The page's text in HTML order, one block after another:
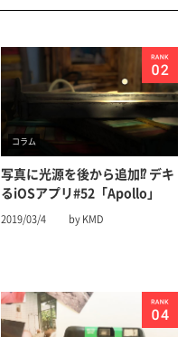
コラム
写真に光源を後から追加⁉︎ デキ
るiOSアプリ#52「Apollo」
2019/03/4 by KMD